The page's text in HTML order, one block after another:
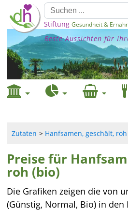
Stiftung Gesundheit &
Beste Aussichten für
Zutaten Hanfsamen, geschält,
Preise für
roh (bio)
Die Grafiken zeigen die von
(Günstig, Normal, Bio) in den